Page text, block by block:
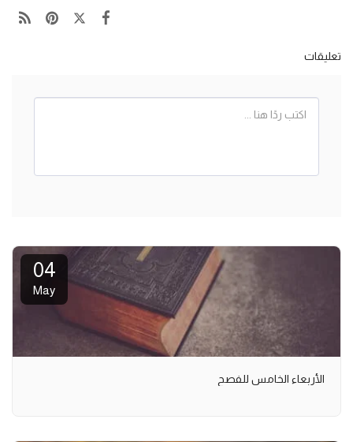
تعليقات
04
May
الأربعاء الخامس للفصح